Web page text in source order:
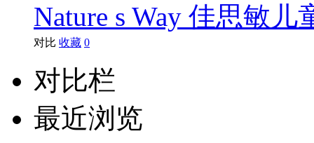
Nature s Way 佳思敏
对比 收藏 0
对比栏
最近浏览